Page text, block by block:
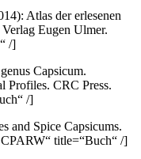
Atlas der erlesenen
Eugen Ulmer.
/]
Capsicum.
Profiles. CRC Press.
/]
and Spice Capsicums.
title=“Buch“ /]